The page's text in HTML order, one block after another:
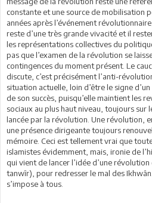
constante et une source de mobilisation
années après l’événement
reste d’une très grande vivacité et il
les représentations collectives du
pas que l’examen de la révolution se
contingences du moment présent. Le
discute, c’est précisément l’anti-
situation actuelle, loin d’être le signe
de son succès, puisqu’elle maintient les
sociaux au plus haut niveau, toujours sur
lancée par la révolution. Une révolution,
une présence dirigeante toujours
mémoire. Ceci est tellement vrai que
islamistes évidemment, mais, ironie de
qui vient de lancer l’idée d’une
tanwîr), pour redresser le mal des
s’impose à tous.